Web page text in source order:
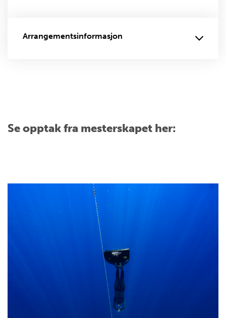
Arrangementsinformasjon
Se opptak fra mesterskapet her: